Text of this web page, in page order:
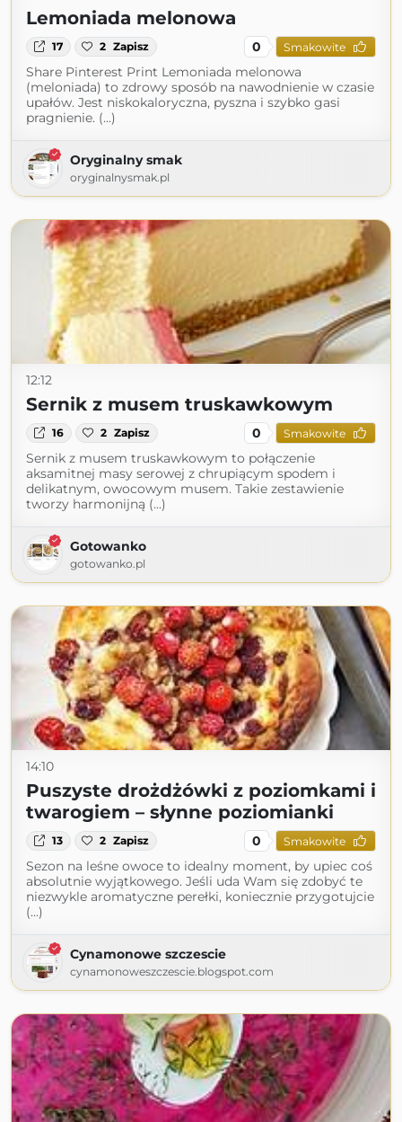
Lemoniada melonowa
17 2 Zapisz 0 Smakowite
Share Pinterest Print Lemoniada melonowa
(meloniada) to zdrowy sposób na nawodnienie w czasie
upałów. Jest niskokaloryczna, pyszna i szybko gasi
pragnienie. (...)
Oryginalny smak
oryginalnysmak.pl
12:12
Sernik z musem truskawkowym
16 2 Zapisz 0 Smakowite
Sernik z musem truskawkowym to połączenie
aksamitnej masy serowej z chrupiącym spodem i
delikatnym, owocowym musem. Takie zestawienie
tworzy harmonijną (...)
Gotowanko
gotowanko.pl
14:10
Puszyste drożdżówki z poziomkami i
twarogiem – słynne poziomianki
13 2 Zapisz 0 Smakowite
Sezon na leśne owoce to idealny moment, by upiec coś
absolutnie wyjątkowego. Jeśli uda Wam się zdobyć te
niezwykle aromatyczne perełki, koniecznie przygotujcie
(...)
Cynamonowe szczescie
cynamonoweszczescie.blogspot.com